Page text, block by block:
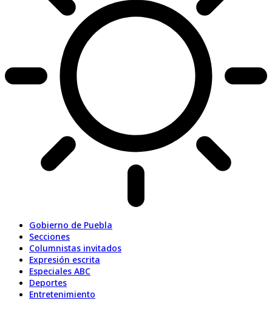
Gobierno de Puebla
Secciones
Columnistas invitados
Expresión escrita
Especiales ABC
Deportes
Entretenimiento